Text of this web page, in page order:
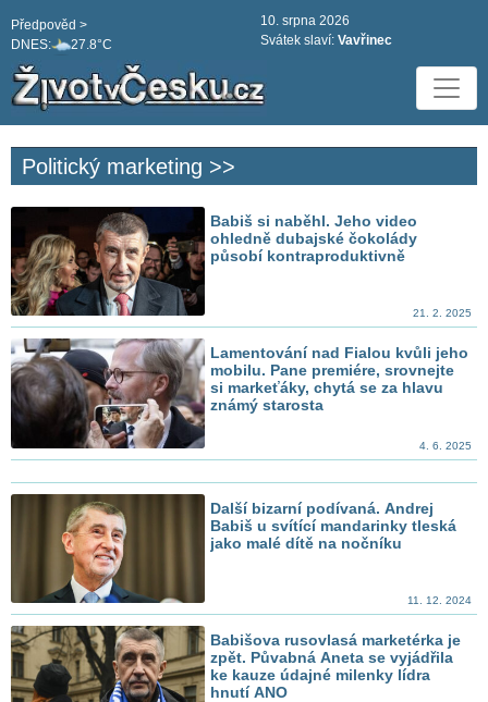
DNES: 27.8°C
Předpověd >
10. srpna 2026
Svátek slaví: Vavřinec
Politický marketing >>
Babiš si naběhl. Jeho video
ohledně dubajské čokolády
působí kontraproduktivně
21. 2. 2025
Lamentování nad Fialou kvůli jeho
mobilu. Pane premiére, srovnejte
si markeťáky, chytá se za hlavu
známý starosta
4. 6. 2025
Další bizarní podívaná. Andrej
Babiš u svítící mandarinky tleská
jako malé dítě na nočníku
11. 12. 2024
Babišova rusovlasá marketérka je
zpět. Půvabná Aneta se vyjádřila
ke kauze údajné milenky lídra
hnutí ANO